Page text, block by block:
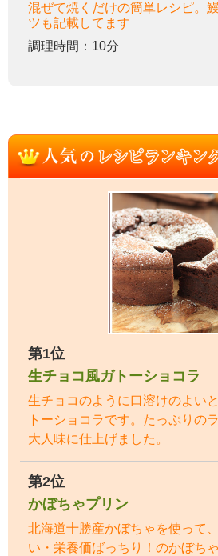
混ぜて焼くだけの簡単レシピ。
ツも記載してます
調理時間：10分
第1位
生チョコ風ガトーショコラ
生チョコのように口溶けのよい
トーショコラです。たっぷりの
大人味に仕上げました。
第2位
かぼちゃプリン
北海道十勝産かぼちゃを使って
い・栄養価ばっちり！のかぼちゃ